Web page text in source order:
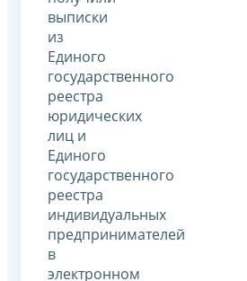
выписки
из
Единого
государственного
реестра
юридических
лиц и
Единого
государственного
реестра
индивидуальных
предпринимателей
в
электронном